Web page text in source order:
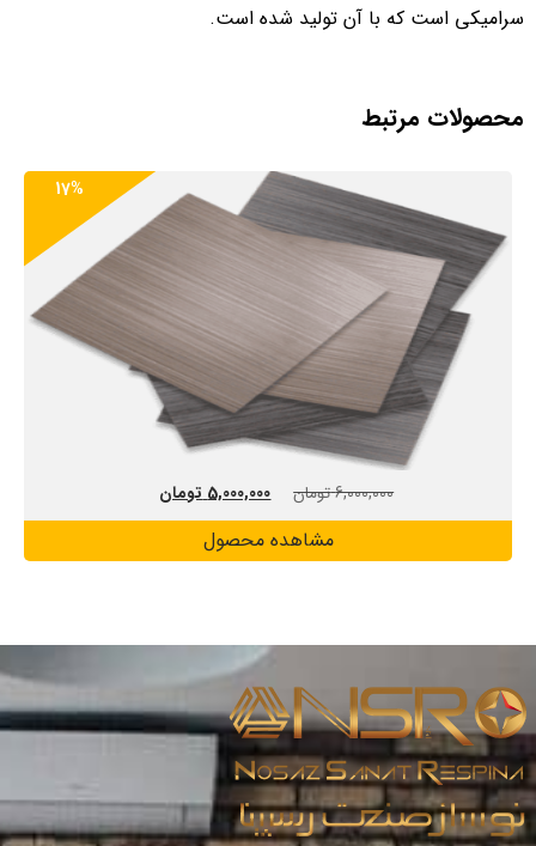
سرامیکی است که با آن تولید شده است.
محصولات مرتبط
17%
6,000,000تومان 5,000,000تومان
مشاهده محصول